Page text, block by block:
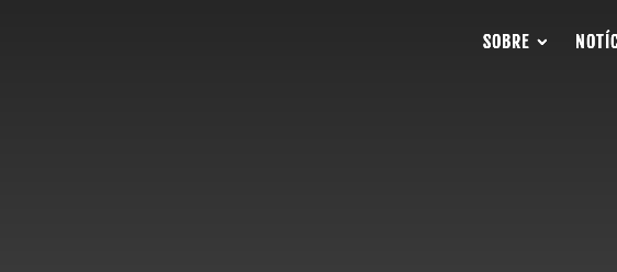
SOBRE
SOBRE
SOBRE